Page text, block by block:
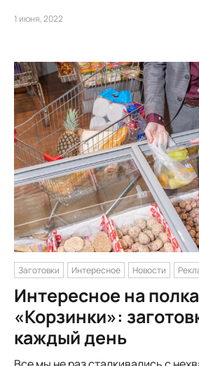
1 июня, 2022
Заготовки Интересное Новости
Интересное на
«Корзинки»:
каждый день